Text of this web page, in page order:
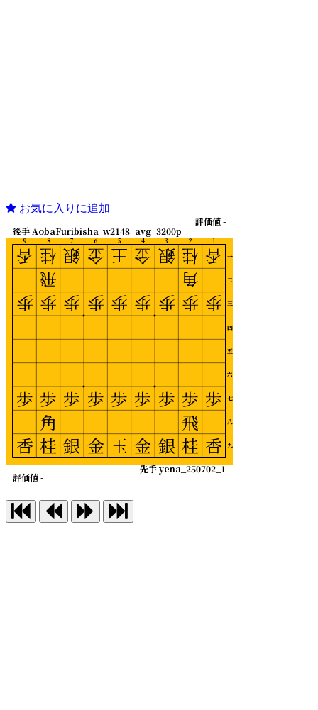
お気に入りに追加
1
2
3
4
5
6
7
8
9
一
二
三
四
五
六
七
八
九
先手 yena_250702_1
後手 AobaFuribisha_w2148_avg_3200p
評価値 -
評価値 -
香
歩
歩
香
桂
角
歩
歩
飛
桂
銀
歩
歩
銀
金
歩
歩
金
王
歩
歩
玉
金
歩
歩
金
銀
歩
歩
銀
桂
飛
歩
歩
角
桂
香
歩
歩
香